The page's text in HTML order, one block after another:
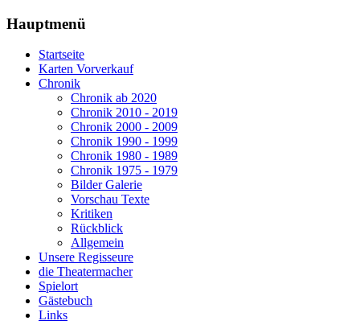
Hauptmenü
Startseite
Karten Vorverkauf
Chronik
Chronik ab 2020
Chronik 2010 - 2019
Chronik 2000 - 2009
Chronik 1990 - 1999
Chronik 1980 - 1989
Chronik 1975 - 1979
Bilder Galerie
Vorschau Texte
Kritiken
Rückblick
Allgemein
Unsere Regisseure
die Theatermacher
Spielort
Gästebuch
Links